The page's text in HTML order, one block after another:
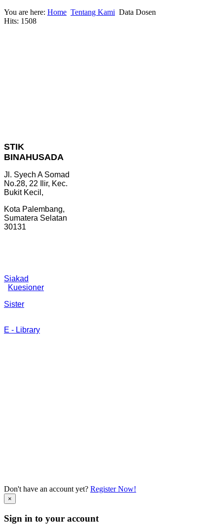
You are here: Home Tentang Kami Data Dosen
Hits: 1508
STIK
BINAHUSADA
Jl. Syech A Somad
No.28, 22 Ilir, Kec.
Bukit Kecil,
Kota Palembang,
Sumatera Selatan
30131
Siakad
Kuesioner
Sister
E - Library
Don't have an account yet? Register Now!
×
Sign in to your account